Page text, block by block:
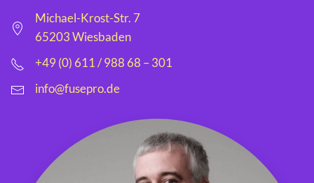
Michael-Krost-Str. 7
65203 Wiesbaden
+49 (0) 611 / 988 68 – 301
info@fusepro.de